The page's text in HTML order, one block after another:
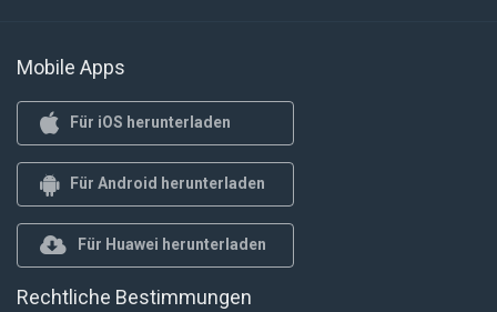
Mobile Apps
Für iOS herunterladen
Für Android herunterladen
Für Huawei herunterladen
Rechtliche Bestimmungen